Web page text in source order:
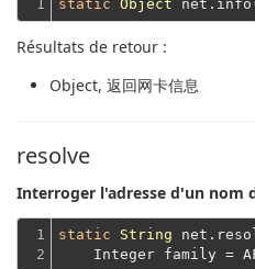
1 static Object
Résultats de retour :
Object, 返回网卡信息
resolve
Interroger l'adresse d'un nom
1
2
static String
Integer family =